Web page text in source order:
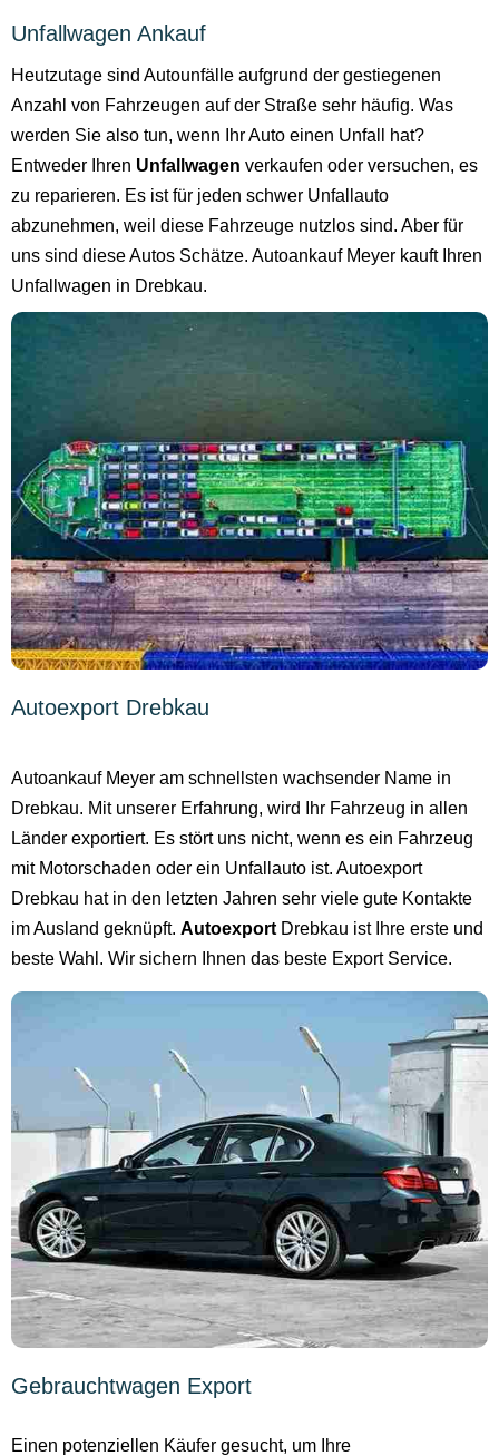
Unfallwagen Ankauf
Heutzutage sind Autounfälle aufgrund der gestiegenen
Anzahl von Fahrzeugen auf der Straße sehr häufig. Was
werden Sie also tun, wenn Ihr Auto einen Unfall hat?
Entweder Ihren Unfallwagen verkaufen oder versuchen, es
zu reparieren. Es ist für jeden schwer Unfallauto
abzunehmen, weil diese Fahrzeuge nutzlos sind. Aber für
uns sind diese Autos Schätze. Autoankauf Meyer kauft Ihren
Unfallwagen in Drebkau.
Autoexport Drebkau
Autoankauf Meyer am schnellsten wachsender Name in
Drebkau. Mit unserer Erfahrung, wird Ihr Fahrzeug in allen
Länder exportiert. Es stört uns nicht, wenn es ein Fahrzeug
mit Motorschaden oder ein Unfallauto ist. Autoexport
Drebkau hat in den letzten Jahren sehr viele gute Kontakte
im Ausland geknüpft. Autoexport Drebkau ist Ihre erste und
beste Wahl. Wir sichern Ihnen das beste Export Service.
Gebrauchtwagen Export
Einen potenziellen Käufer gesucht, um Ihre